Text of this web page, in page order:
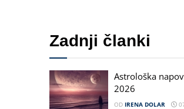
Zadnji članki
Astrološka
2026
OD IRENA DOLAR